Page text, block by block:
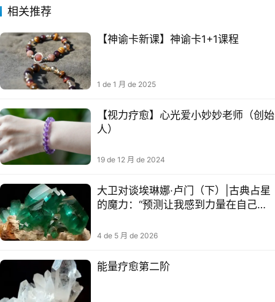
相关推荐
【神谕卡新课】神谕卡1+1课程
1 de 1 月 de 2025
【视力疗愈】心光爱小妙妙老师（创始
人）
19 de 12 月 de 2024
大卫对谈埃琳娜·卢门（下）|古典占星
的魔力：“预测让我感到力量在自己手
4 de 5 月 de 2026
能量疗愈第二阶​​